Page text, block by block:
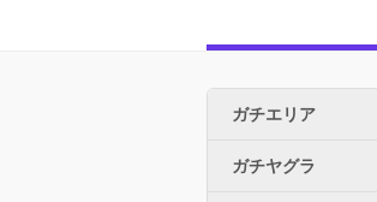
ガチエリア
ガチヤグラ